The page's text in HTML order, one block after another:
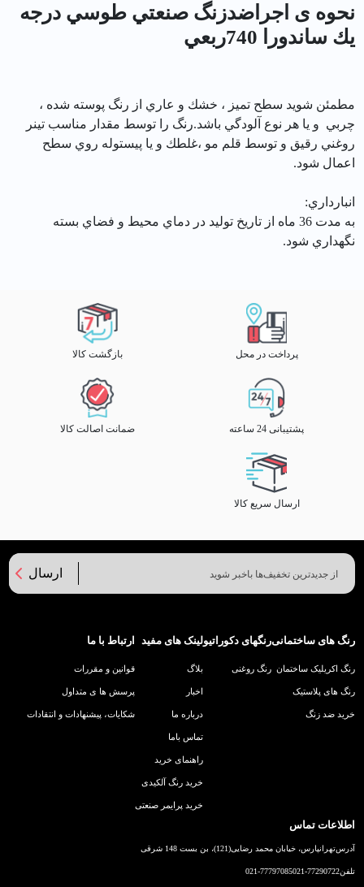
نحوه ی اجراضدزنگ صنعتي طوسي درجه
يك ساندورا 740ربعي
مطمئن شويد سطح تميز ، خشك و عاري از رنگ پوسته شده ،
چربي و يا هر نوع آلودگي باشد.رنگ را توسط مقدار مناسب تينر
روغني رقيق و توسط قلم مو ،غلطك و يا پيستوله روي سطح
اعمال شود.
انبارداري:
به مدت 36 ماه از تاريخ توليد در دماي محيط و فضاي بسته
نگهداري شود.
پرداخت در محل بازگشت کالا
پشتیبانی 24 ساعته ضمانت اصالت کالا
ارسال سریع کالا
ارسال
رنگ های ساختمانی
رنگ اکریلیک ساختمان
رنگ های پلاستیک
خرید ضد زنگ
رنگهای دکوراتیو
رنگ روغنی
لینک های مفید
بلاگ
اخبار
درباره ما
تماس باما
راهنمای خرید
خرید رنگ آلکیدی
خرید پرایمر صنعتی
ارتباط با ما
قوانین و مقررات
پرسش ها ی متداول
شکایات، پیشنهادات و انتقادات
اطلاعات تماس
آدرستهرانپارس، خیابان محمد رضایی(121)، بن بست 148 شرقی
تلفن021-77290722
021-77797085